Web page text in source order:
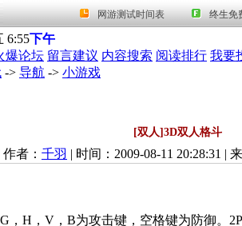
6:55下午
爆论坛 留言建议 内容搜索 阅读排行 我要
-> 导航 -> 小游戏
[双人]3D双人格斗
作者： 千羽 | 时间：2009-08-11 20:28:31 |
，H，V，B为攻击键，空格键为防御。